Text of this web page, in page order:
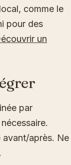
comme le
pour des
un
par
avant/après. Ne